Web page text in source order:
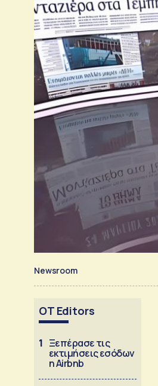
Newsroom
OT Editors
1 Ξεπέρασε τις
εκτιμήσεις εσόδων
η Airbnb